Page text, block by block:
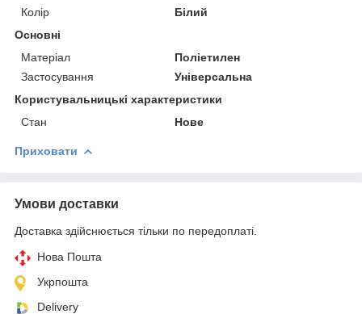
Колір
Білий
Основні
Матеріал
Поліетилен
Застосування
Універсальна
Користувальницькі характеристики
Стан
Нове
Приховати
Умови доставки
Доставка здійснюється тільки по передоплаті.
Нова Пошта
Укрпошта
Delivery